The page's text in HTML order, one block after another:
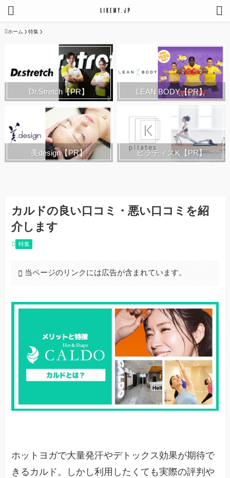
ホーム 特集
Dr.Stretch【PR】 LEAN BODY【PR】
美design【PR】 ピラティスK【PR】
カルドの良い口コミ・悪い口コミを紹
介します
特集
当ページのリンクには広告が含まれています。
ホットヨガで大量発汗やデトックス効果が期待で
きるカルド。しかし利用したくても実際の評判や